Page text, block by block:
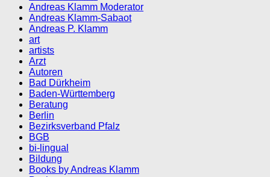
Andreas Klamm Moderator
Andreas Klamm-Sabaot
Andreas P. Klamm
art
artists
Arzt
Autoren
Bad Dürkheim
Baden-Württemberg
Beratung
Berlin
Bezirksverband Pfalz
BGB
bi-lingual
Bildung
Books by Andreas Klamm